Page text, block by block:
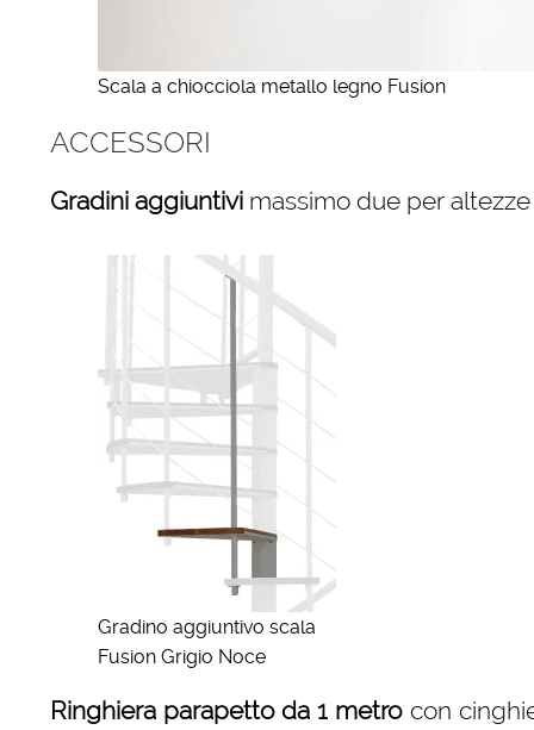
Scala a chiocciola metallo legno Fusion
ACCESSORI
Gradini aggiuntivimassimo due per altezze
Gradino aggiuntivo scala
Fusion Grigio Noce
Ringhiera parapetto da 1 metrocon